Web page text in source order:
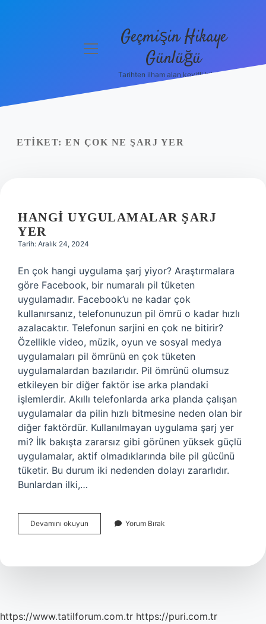
menüyü
Geçmişin Hikaye
Günlüğü
Tarihten ilham alan keyifli bilgiler!
ETIKET: EN ÇOK NE ŞARJ YER
HANGI UYGULAMALAR ŞARJ
YER
Tarih: Aralık 24, 2024
En çok hangi uygulama şarj yiyor? Araştırmalara
göre Facebook, bir numaralı pil tüketen
uygulamadır. Facebook’u ne kadar çok
kullanırsanız, telefonunuzun pil ömrü o kadar hızlı
azalacaktır. Telefonun sarjini en çok ne bitirir?
Özellikle video, müzik, oyun ve sosyal medya
uygulamaları pil ömrünü en çok tüketen
uygulamalardan bazılarıdır. Pil ömrünü olumsuz
etkileyen bir diğer faktör ise arka plandaki
işlemlerdir. Akıllı telefonlarda arka planda çalışan
uygulamalar da pilin hızlı bitmesine neden olan bir
diğer faktördür. Kullanılmayan uygulama şarj yer
mi? İlk bakışta zararsız gibi görünen yüksek güçlü
uygulamalar, aktif olmadıklarında bile pil gücünü
tüketir. Bu durum iki nedenden dolayı zararlıdır.
Bunlardan ilki,…
Devamını okuyun
Uygulamalar
Yorum Bırak
https://www.tatilforum.com.tr https://puri.com.tr